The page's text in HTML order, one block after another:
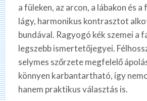
a füleken, az arcon, a lábakon és
lágy, harmonikus kontrasztot
bundával. Ragyogó kék szemei a
legszebb ismertetőjegyei.
selymes szőrzete megfelelő
könnyen karbantartható, így
hanem praktikus választás is.